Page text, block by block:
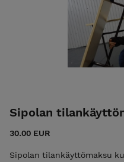
Sipolan
30.00 EUR
Sipolan tilankäyttömaksu kumppaneille